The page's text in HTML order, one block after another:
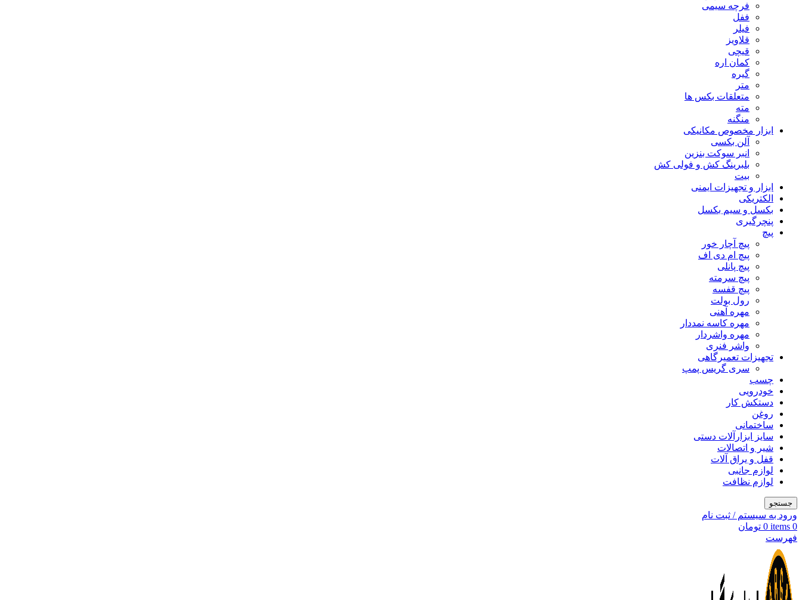
فرچه سیمی
ففل
فیلر
قلاویز
قیچی
کمان اره
گیره
متر
متعلقات بکس ها
مته
منگنه
ابزار مخصوص مکانیکی
آلن بکسی
انبر سوکت بنزین
بلبرینگ کش و فولی کش
بیت
ابزار و تجهیزات ایمنی
الکتریکی
بکسل و سیم بکسل
پنچرگیری
پیچ
پیچ آچار خور
پیچ ام دی اف
پیچ پانلی
پیچ سرمته
پیچ قفسه
رول بولت
مهره آهنی
مهره کاسه نمددار
مهره واشردار
واشر فنری
تجهیزات تعمیرگاهی
سری گریس پمپ
چسب
خودرویی
دستکش کار
روغن
ساختمانی
سایز ابزارآلات دستی
شیر و اتصالات
قفل و یراق آلات
لوازم جانبی
لوازم نظافت
جستجو
ورود به سیستم / ثبت نام
0
items
0 تومان
فهرست